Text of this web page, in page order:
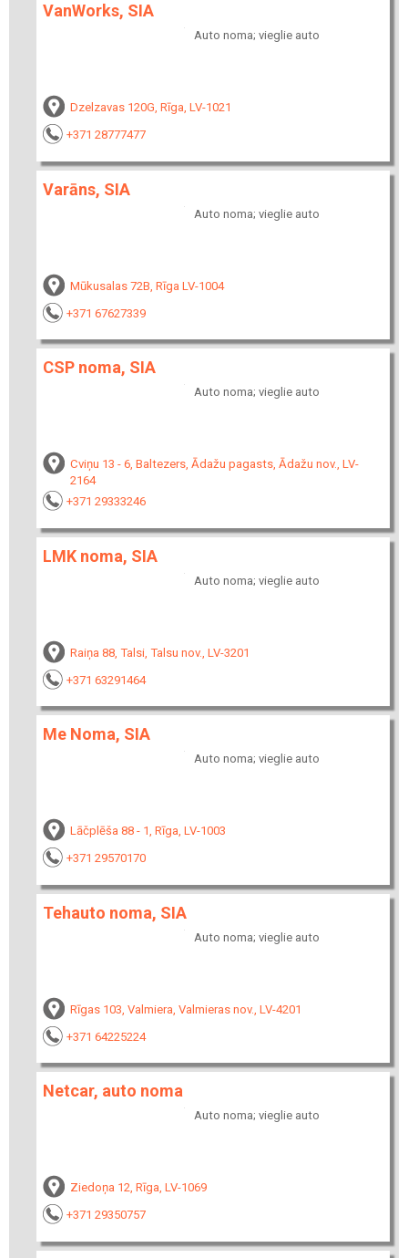
VanWorks, SIA
Auto noma; vieglie auto
Dzelzavas 120G, Rīga, LV-1021
+371 28777477
Varāns, SIA
Auto noma; vieglie auto
Mūkusalas 72B, Rīga LV-1004
+371 67627339
CSP noma, SIA
Auto noma; vieglie auto
Cviņu 13 - 6, Baltezers, Ādažu pagasts, Ādažu nov., LV-
2164
+371 29333246
LMK noma, SIA
Auto noma; vieglie auto
Raiņa 88, Talsi, Talsu nov., LV-3201
+371 63291464
Me Noma, SIA
Auto noma; vieglie auto
Lāčplēša 88 - 1, Rīga, LV-1003
+371 29570170
Tehauto noma, SIA
Auto noma; vieglie auto
Rīgas 103, Valmiera, Valmieras nov., LV-4201
+371 64225224
Netcar, auto noma
Auto noma; vieglie auto
Ziedoņa 12, Rīga, LV-1069
+371 29350757